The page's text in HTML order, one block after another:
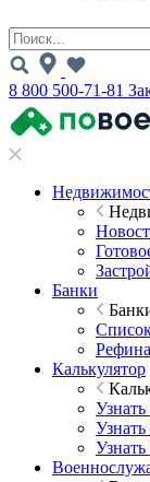
8 800 500-71-81
Банки
Калькулятор